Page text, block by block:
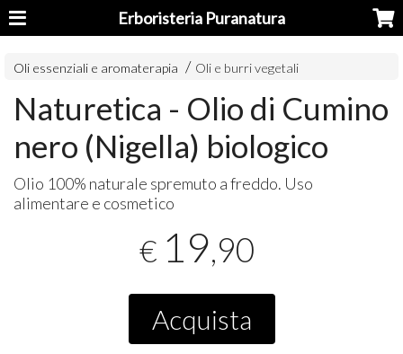
Erboristeria Puranatura
Oli essenziali e aromaterapia Oli e burri vegetali
Naturetica - Olio di Cumino
nero (Nigella) biologico
Olio 100% naturale spremuto a freddo. Uso
alimentare e cosmetico
€ 19,90
Acquista